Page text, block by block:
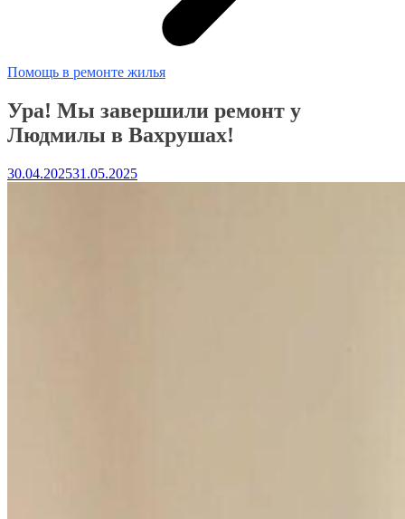
Помощь в ремонте жилья
Ура! Мы завершили ремонт у
Людмилы в Вахрушах!
30.04.202531.05.2025